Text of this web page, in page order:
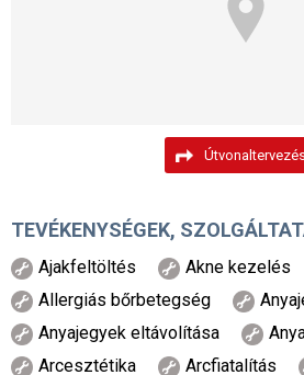
TEVÉKENYSÉGEK,
Ajakfeltöltés Akne kezelés
Allergiás bőrbetegség
Anyajegyek eltávolítása
Arcesztétika
Arcfiatalítás